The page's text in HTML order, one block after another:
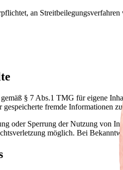
an Streitbeilegungsverfahren
§ 7 Abs.1 TMG für eigene
fremde Informationen
oder Sperrung der Nutzung von
möglich. Bei